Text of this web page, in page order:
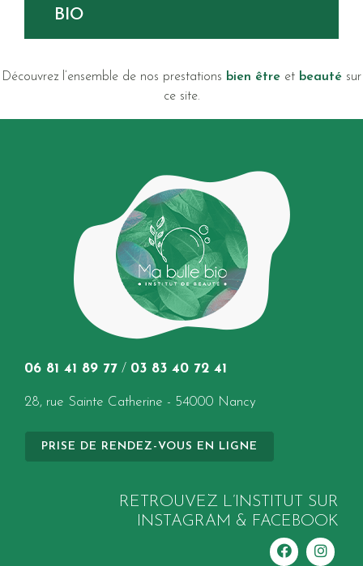
BIO
Découvrez l’ensemble de nos prestations bien être et beauté sur
ce site.
06 81 41 89 77 / 03 83 40 72 41
28, rue Sainte Catherine - 54000 Nancy
PRISE DE RENDEZ-VOUS EN LIGNE
RETROUVEZ L’INSTITUT SUR
INSTAGRAM & FACEBOOK